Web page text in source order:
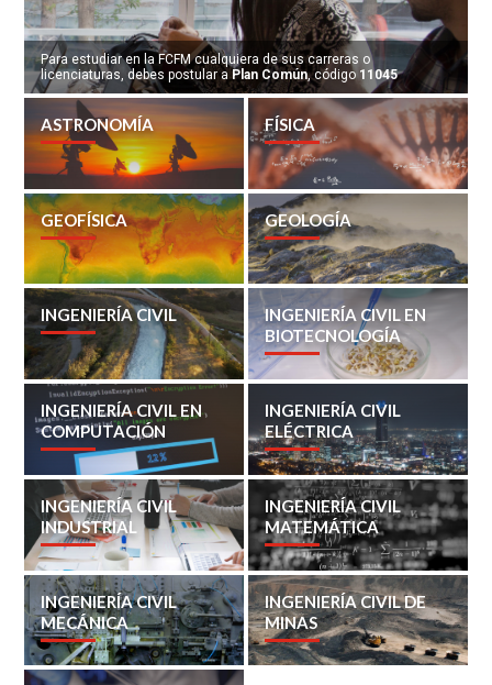
Para estudiar en la FCFM cualquiera de sus carreras o
licenciaturas, debes postular aPlan Común, código11045
ASTRONOMÍA FÍSICA
GEOFÍSICA GEOLOGÍA
INGENIERÍA CIVIL
INGENIERÍA CIVIL EN
BIOTECNOLOGÍA
INGENIERÍA CIVIL EN
COMPUTACIÓN
INGENIERÍA CIVIL
ELÉCTRICA
INGENIERÍA CIVIL
INDUSTRIAL
INGENIERÍA CIVIL
MATEMÁTICA
INGENIERÍA CIVIL
MECÁNICA
INGENIERÍA CIVIL DE
MINAS